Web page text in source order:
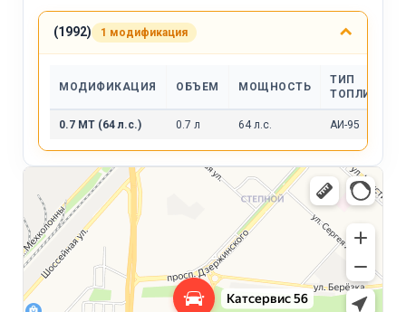
(1992) 1 модификация
МОДИФИКАЦИЯ ОБЪЕМ МОЩНОСТЬ
ТИП
ТОПЛИВА
0.7 MT (64 л.с.) 0.7 л 64 л.с. АИ-95